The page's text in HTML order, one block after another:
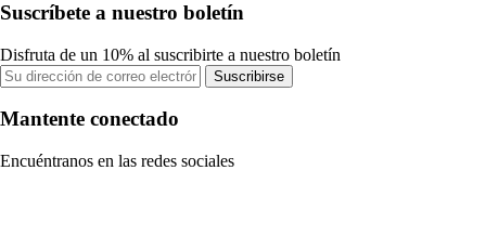
Suscríbete a nuestro boletín
Disfruta de un 10% al suscribirte a nuestro boletín
Suscribirse
Mantente conectado
Encuéntranos en las redes sociales